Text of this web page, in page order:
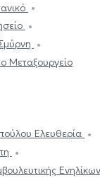
Μεταξουργείο
Ελευθερία
& Συμβουλευτικής